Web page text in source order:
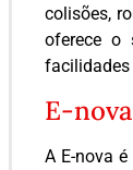
colisões,
oferece o
facilidades
E-
A E-nova